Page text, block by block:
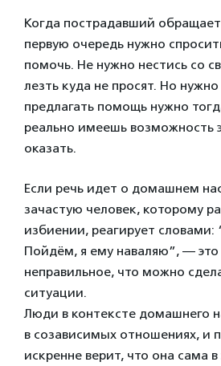
Когда пострадавший
первую очередь нужно
помочь. Не нужно нестись со
лезть куда не просят. Но
предлагать помощь нужно
реально имеешь возможность
оказать.
Если речь идет о домашнем
зачастую человек, которому
избиении, реагирует словами:
Пойдём, я ему наваляю”, —
неправильное, что можно
ситуации.
Люди в контексте домашнего
в созависимых отношениях, и
искренне верит, что она сама